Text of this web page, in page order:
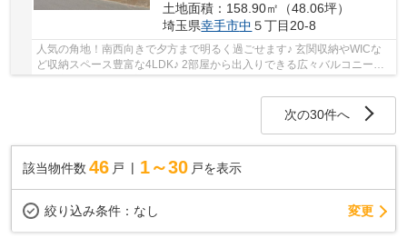
土地面積：158.90㎡（48.06坪）
埼玉県幸手市中 ５丁目20-8
人気の角地！南西向きで夕方まで明るく過ごせます♪ 玄関収納やWICな
ど収納スペース豊富な4LDK♪ 2部屋から出入りできる広々バルコニーは
次の30件へ
該当物件数 46 戸 1～30 戸を表示
絞り込み条件： なし 変更